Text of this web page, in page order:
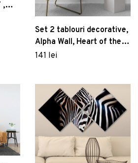
,
Set 2 tablouri decorative,
Alpha Wall, Heart of the
Mountain, 36x51 cm
141 lei